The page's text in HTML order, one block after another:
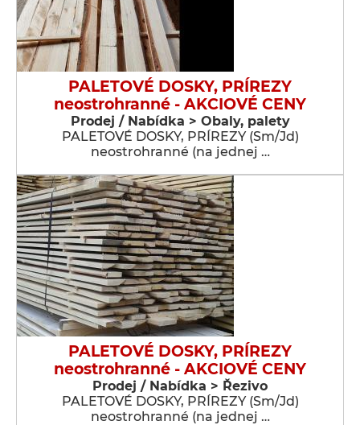
PALETOVÉ DOSKY, PRÍREZY
neostrohranné - AKCIOVÉ CENY
Prodej / Nabídka > Obaly, palety
PALETOVÉ DOSKY, PRÍREZY (Sm/Jd)
neostrohranné (na jednej …
PALETOVÉ DOSKY, PRÍREZY
neostrohranné - AKCIOVÉ CENY
Prodej / Nabídka > Řezivo
PALETOVÉ DOSKY, PRÍREZY (Sm/Jd)
neostrohranné (na jednej …